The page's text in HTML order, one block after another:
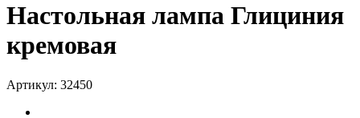
Настольная лампа Глициния
кремовая
Артикул: 32450